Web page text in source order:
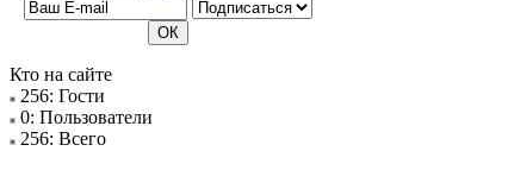
Кто на сайте
256: Гости
0: Пользователи
256: Всего